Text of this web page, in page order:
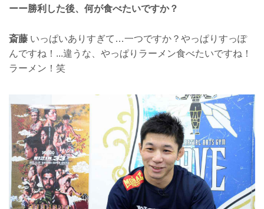
ーー勝利した後、何が食べたいですか？
斎藤 いっぱいありすぎて…一つですか？やっぱりすっぽ
んですね！...違うな、やっぱりラーメン食べたいですね！
ラーメン！笑